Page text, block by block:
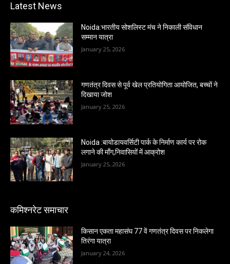
Latest News
Noida:भारतीय सोशलिस्ट मंच ने निकाली संविधान
सम्मान यात्रा
January 25, 2026
गणतंत्र दिवस से पूर्व खेल प्रतियोगिता आयोजित, बच्चों ने
दिखाया जोश
January 25, 2026
Noida :बायोडायवर्सिटी पार्क के निर्माण कार्य पर रोक
लगाने की माँग,निवासियों में आक्रोश
January 25, 2026
कमिश्नरेट समाचार
किसान एकता महासंघ 77 वें गणतंत्र दिवस पर निकलेगा
तिरंगा यात्रा
January 24, 2026